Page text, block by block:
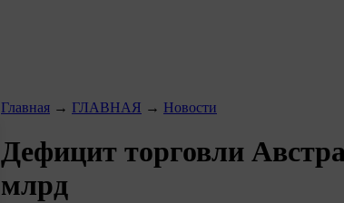
Главная → ГЛАВНАЯ → Новости
Дефицит торговли
млрд